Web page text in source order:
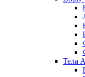
Тела